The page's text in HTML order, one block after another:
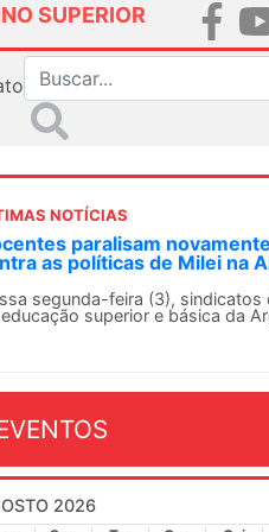
SUPERIOR
NOTÍCIAS
SN convoca docentes
Internacionalista
de agosto
SN conclama suas